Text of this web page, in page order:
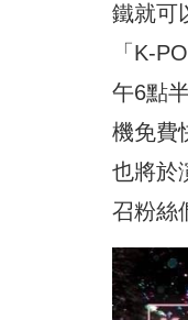
鐵就可
「K-
午6點
機免費
也將於
召粉絲